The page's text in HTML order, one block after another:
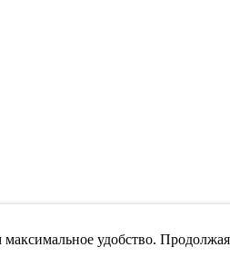
удобство.